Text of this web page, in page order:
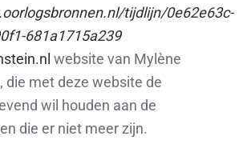
tijdlijn/0e62e63c-
681a1715a239
website van Mylène
die met deze website de
wil houden aan de
die er niet meer zijn.